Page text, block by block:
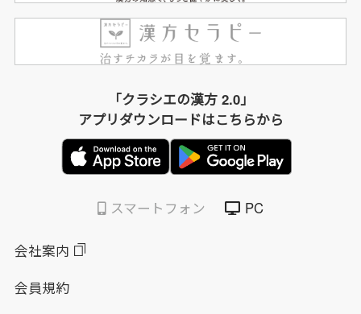
「クラシエの漢方 2.0」
アプリダウンロードはこちらから
スマートフォン PC
会社案内
会員規約